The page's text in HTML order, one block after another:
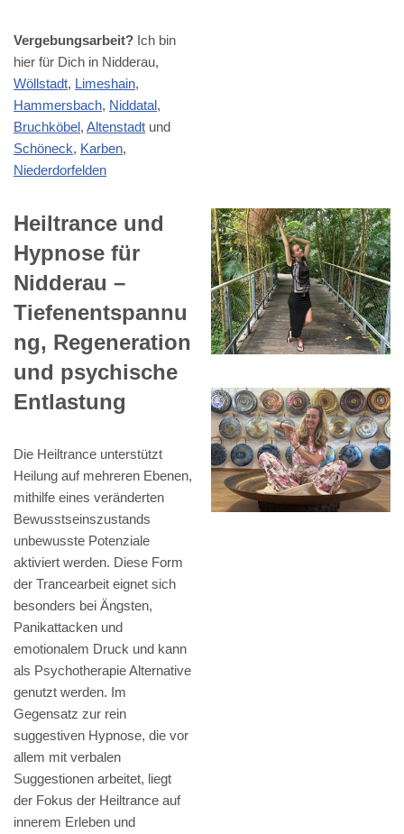
Vergebungsarbeit? Ich bin
hier für Dich in Nidderau,
Wöllstadt, Limeshain,
Hammersbach, Niddatal,
Bruchköbel, Altenstadt und
Schöneck, Karben,
Niederdorfelden
Heiltrance und
Hypnose für
Nidderau –
Tiefenentspannu
ng, Regeneration
und psychische
Entlastung
Die Heiltrance unterstützt
Heilung auf mehreren Ebenen,
mithilfe eines veränderten
Bewusstseinszustands
unbewusste Potenziale
aktiviert werden. Diese Form
der Trancearbeit eignet sich
besonders bei Ängsten,
Panikattacken und
emotionalem Druck und kann
als Psychotherapie Alternative
genutzt werden. Im
Gegensatz zur rein
suggestiven Hypnose, die vor
allem mit verbalen
Suggestionen arbeitet, liegt
der Fokus der Heiltrance auf
innerem Erleben und